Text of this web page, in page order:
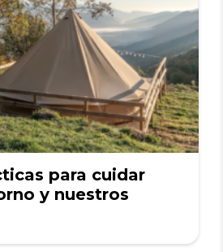
para cuidar
y nuestros